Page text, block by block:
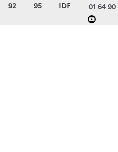
92 95 IDF 01 64 90